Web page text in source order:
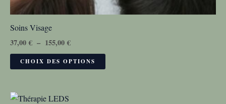
Soins Visage
37,00€ – 155,00€
CHOIX DES OPTIONS